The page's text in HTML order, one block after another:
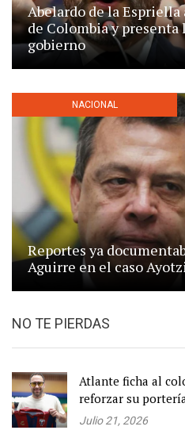
Abelardo de la
de Colombia y presenta
gobierno
NACIONAL
Reportes ya
Aguirre en el caso
NO TE PIERDAS
Atlante ficha al
reforzar su
Julio 21, 2026